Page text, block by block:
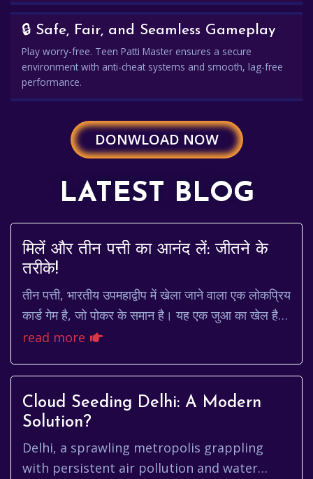
🔒 Safe, Fair, and Seamless Gameplay
Play worry-free. Teen Patti Master ensures a secure
environment with anti-cheat systems and smooth, lag-free
performance.
DONWLOAD NOW
LATEST BLOG
मिलें और तीन पत्ती का आनंद लें: जीतने के
तरीके!
तीन पत्ती, भारतीय उपमहाद्वीप में खेला जाने वाला एक लोकप्रिय
कार्ड गेम है, जो पोकर के समान है। यह एक जुआ का खेल है
और आमतौर पर सामाजिक समारोहों और त्यो...
read more
Cloud Seeding Delhi: A Modern
Solution?
Delhi, a sprawling metropolis grappling
with persistent air pollution and water